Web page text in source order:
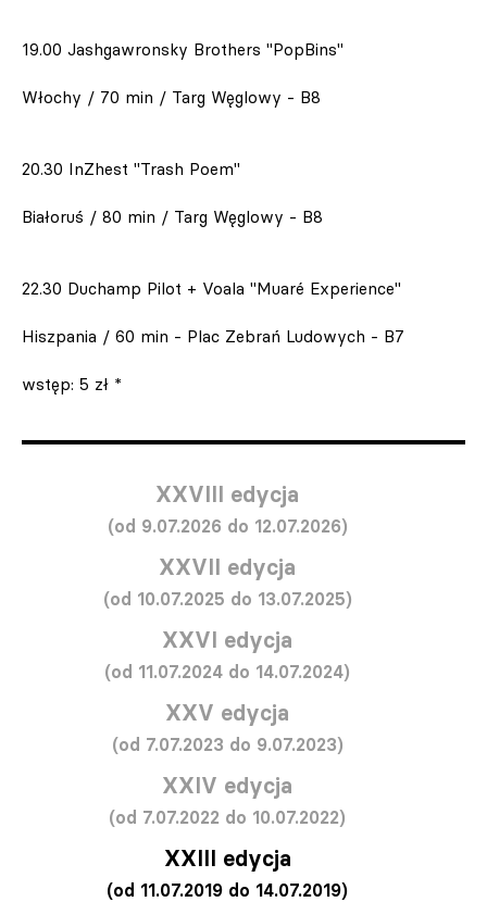
19.00 Jashgawronsky Brothers "PopBins"
Włochy / 70 min / Targ Węglowy - B8
20.30 InZhest "Trash Poem"
Białoruś / 80 min / Targ Węglowy - B8
22.30 Duchamp Pilot + Voala "Muaré Experience"
Hiszpania / 60 min - Plac Zebrań Ludowych - B7
wstęp: 5 zł *
XXVIII edycja
(od 9.07.2026 do 12.07.2026)
XXVII edycja
(od 10.07.2025 do 13.07.2025)
XXVI edycja
(od 11.07.2024 do 14.07.2024)
XXV edycja
(od 7.07.2023 do 9.07.2023)
XXIV edycja
(od 7.07.2022 do 10.07.2022)
XXIII edycja
(od 11.07.2019 do 14.07.2019)